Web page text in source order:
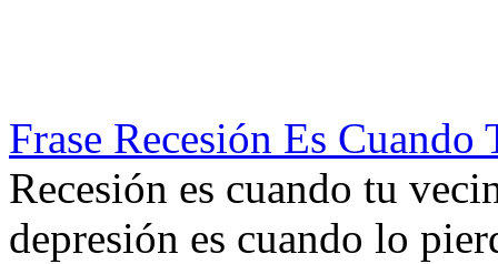
Frase Recesión Es
Recesión es cuando tu
depresión es cuando lo